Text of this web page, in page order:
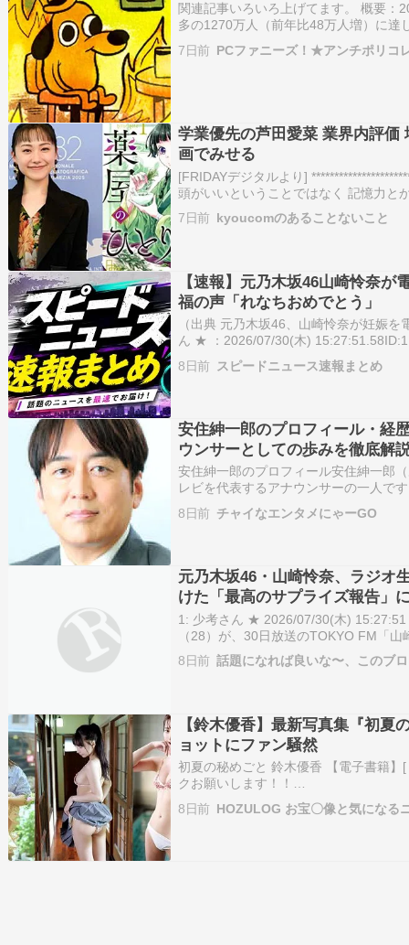
関連記事いろいろ上げてます。 概要：
多の1270万人（前年比48万人増）に達
ている。上海で会計を学んだ22歳のジ
履歴書を送ったものの、内定を得られ
7日前 PCファニーズ！★アンチポリコ
学業優先の芦田愛菜 業界内評価
画でみせる
[FRIDAYデジタルより]
頭がいいということではなく 記憶力と
ロ意識 役者としての意識の高さも 感
キャラクターイメ…
7日前 kyoucomのあることないこと
【速報】元乃木坂46山崎怜奈が
福の声「れなちおめでとう」
（出典 元乃木坂46、山崎怜奈が妊娠
ん ★ ：2026/07/30(木)
ラッシュ！ 山崎怜奈が妊娠を電撃発
（スポニチアネックス）｜ｄ…
8日前 スピードニュース速報まとめ
安住紳一郎のプロフィール・経
ウンサーとしての歩みを徹底解
安住紳一郎のプロフィール安住紳一郎
レビを代表するアナウンサーの一人で
ィ、音楽特番まで幅広く担当し、高い
で長年にわたり支持を集めています。
8日前 チャイなエンタメにゃーGO
元乃木坂46・山崎怜奈、ラジオ
けた「最高のサプライズ報告」
1: 少考さん ★ 2026/07/30(木)
（28）が、30日放送のTOKYO FM「
と。」（月～木曜後1・00）内で、妊
ら今年にかけては、元乃木坂46…
8日前 話題になれば良いな〜、このブ
【鈴木優香】最新写真集『初夏
ョットにファン騒然
初夏の秘めごと 鈴木優香 【電子書籍
クお願いします！！
元AKB48 Team8・静岡県代表として
8日前 HOZULOG お宝〇像と気になる